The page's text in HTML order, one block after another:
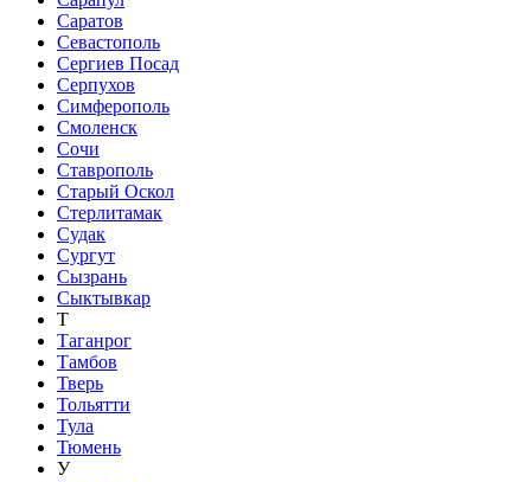
Саратов
Севастополь
Сергиев Посад
Серпухов
Симферополь
Смоленск
Сочи
Ставрополь
Старый Оскол
Стерлитамак
Судак
Сургут
Сызрань
Сыктывкар
Т
Таганрог
Тамбов
Тверь
Тольятти
Тула
Тюмень
У